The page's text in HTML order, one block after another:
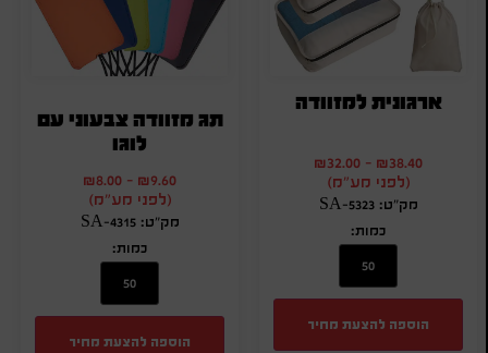
ארגונית למזוודה
₪38.40
-
₪32.00
(לפני מע"מ)
מק"ט: SA-5323
כמות:
הוספה להצעת מחיר
תג מזוודה צבעוני עם
לוגו
₪9.60
-
₪8.00
(לפני מע"מ)
מק"ט: SA-4315
כמות:
הוספה להצעת מחיר